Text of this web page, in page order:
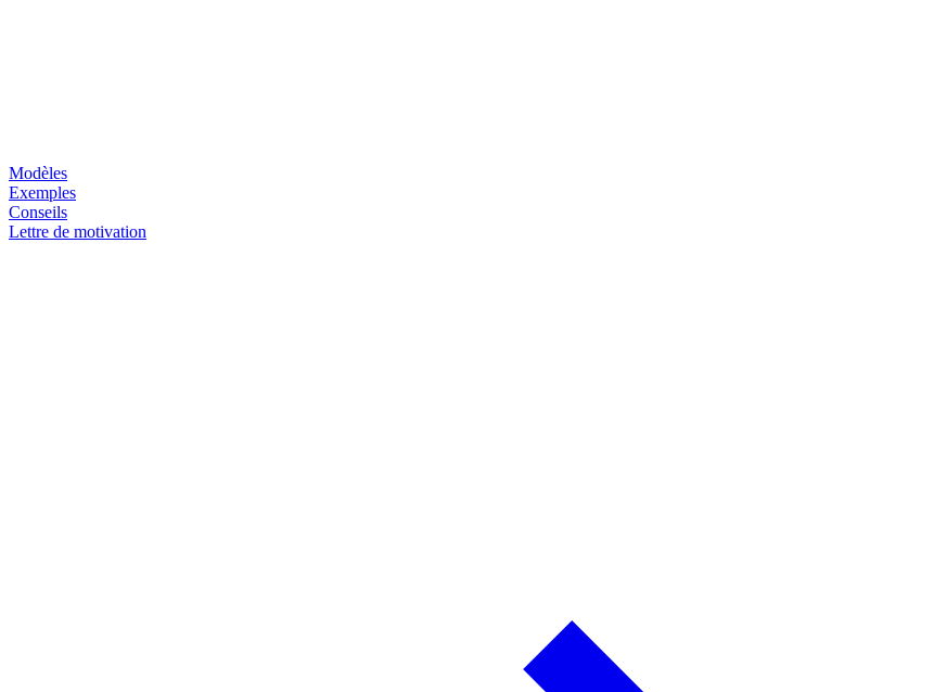
Modèles
Exemples
Conseils
Lettre de motivation